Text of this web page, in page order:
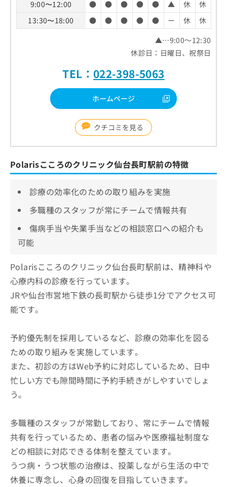
9:00〜12:00 ● ● ● ● ● ▲ 休
休
13:30〜18:00
● ● ● ● ● ー 休
休
▲…9:00～12:30
休診日：日曜日、祝祭日
TEL： 022-398-5063
ホームページ
クチコミを見る
Polarisこころのクリニック仙台長町駅前の特徴
診療の効率化のための取り組みを実施
多職種のスタッフが常にチームで情報共有
傷病手当や失業手当などの相談窓口への紹介も
可能
Polarisこころのクリニック仙台長町駅前は、精神科や
心療内科の診療を行っています。
JRや仙台市営地下鉄の長町駅から徒歩1分でアクセス可
能です。
予約優先制を採用しているなど、診療の効率化を図る
ための取り組みを実施しています。
また、初診の方はWeb予約に対応しているため、日中
忙しい方でも隙間時間に予約手続きがしやすいでしょ
う。
多職種のスタッフが常勤しており、常にチームで情報
共有を行っているため、患者の悩みや医療福祉制度な
どの相談に対応できる体制を整えています。
うつ病・うつ状態の治療は、投薬しながら生活の中で
休養に専念し、心身の回復を目指していきます。